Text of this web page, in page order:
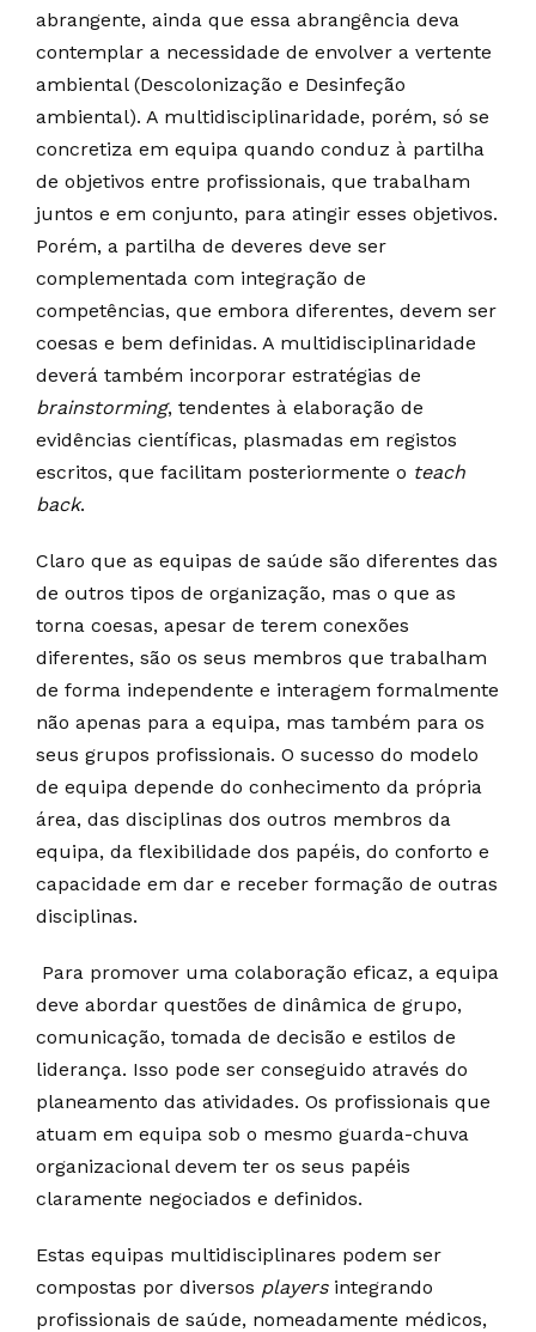
abrangente, ainda que essa abrangência deva
contemplar a necessidade de envolver a vertente
ambiental (Descolonização e Desinfeção
ambiental). A multidisciplinaridade, porém, só se
concretiza em equipa quando conduz à partilha
de objetivos entre profissionais, que trabalham
juntos e em conjunto, para atingir esses objetivos.
Porém, a partilha de deveres deve ser
complementada com integração de
competências, que embora diferentes, devem ser
coesas e bem definidas. A multidisciplinaridade
deverá também incorporar estratégias de
brainstorming, tendentes à elaboração de
evidências científicas, plasmadas em registos
escritos, que facilitam posteriormente o teach
back.
Claro que as equipas de saúde são diferentes das
de outros tipos de organização, mas o que as
torna coesas, apesar de terem conexões
diferentes, são os seus membros que trabalham
de forma independente e interagem formalmente
não apenas para a equipa, mas também para os
seus grupos profissionais. O sucesso do modelo
de equipa depende do conhecimento da própria
área, das disciplinas dos outros membros da
equipa, da flexibilidade dos papéis, do conforto e
capacidade em dar e receber formação de outras
disciplinas.
Para promover uma colaboração eficaz, a equipa
deve abordar questões de dinâmica de grupo,
comunicação, tomada de decisão e estilos de
liderança. Isso pode ser conseguido através do
planeamento das atividades. Os profissionais que
atuam em equipa sob o mesmo guarda-chuva
organizacional devem ter os seus papéis
claramente negociados e definidos.
Estas equipas multidisciplinares podem ser
compostas por diversos playersintegrando
profissionais de saúde, nomeadamente médicos,